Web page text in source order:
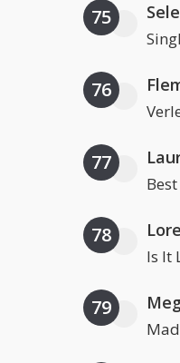
75
76
77
78
Is It
79